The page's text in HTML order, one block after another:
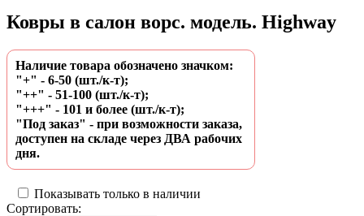
Ковры в салон ворс. модель. Highway
Наличие товара обозначено значком:
"+" - 6-50 (шт./к-т);
"++" - 51-100 (шт./к-т);
"+++" - 101 и более (шт./к-т);
"Под заказ" - при возможности заказа,
доступен на складе через ДВА рабочих
дня.
Показывать только в наличии
Сортировать: